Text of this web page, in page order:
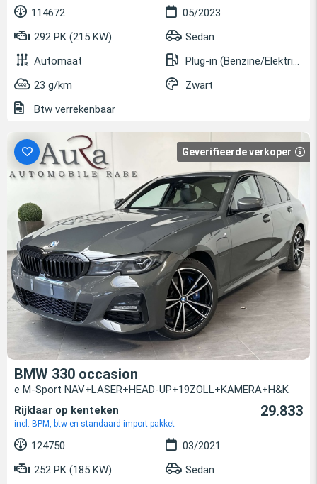
114672
05/2023
292 PK (215 KW)
Sedan
Automaat
Plug-in (Benzine/Elektrisch)
23 g/km
Zwart
Btw verrekenbaar
Geverifieerde verkoper
BMW 330 occasion
e M-Sport NAV+LASER+HEAD-UP+19ZOLL+KAMERA+H&K
Rijklaar op kenteken
incl. BPM, btw en standaard import pakket
29.833
124750
03/2021
252 PK (185 KW)
Sedan